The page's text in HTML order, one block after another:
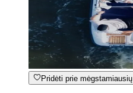
Pridėti prie mėgstamiausių